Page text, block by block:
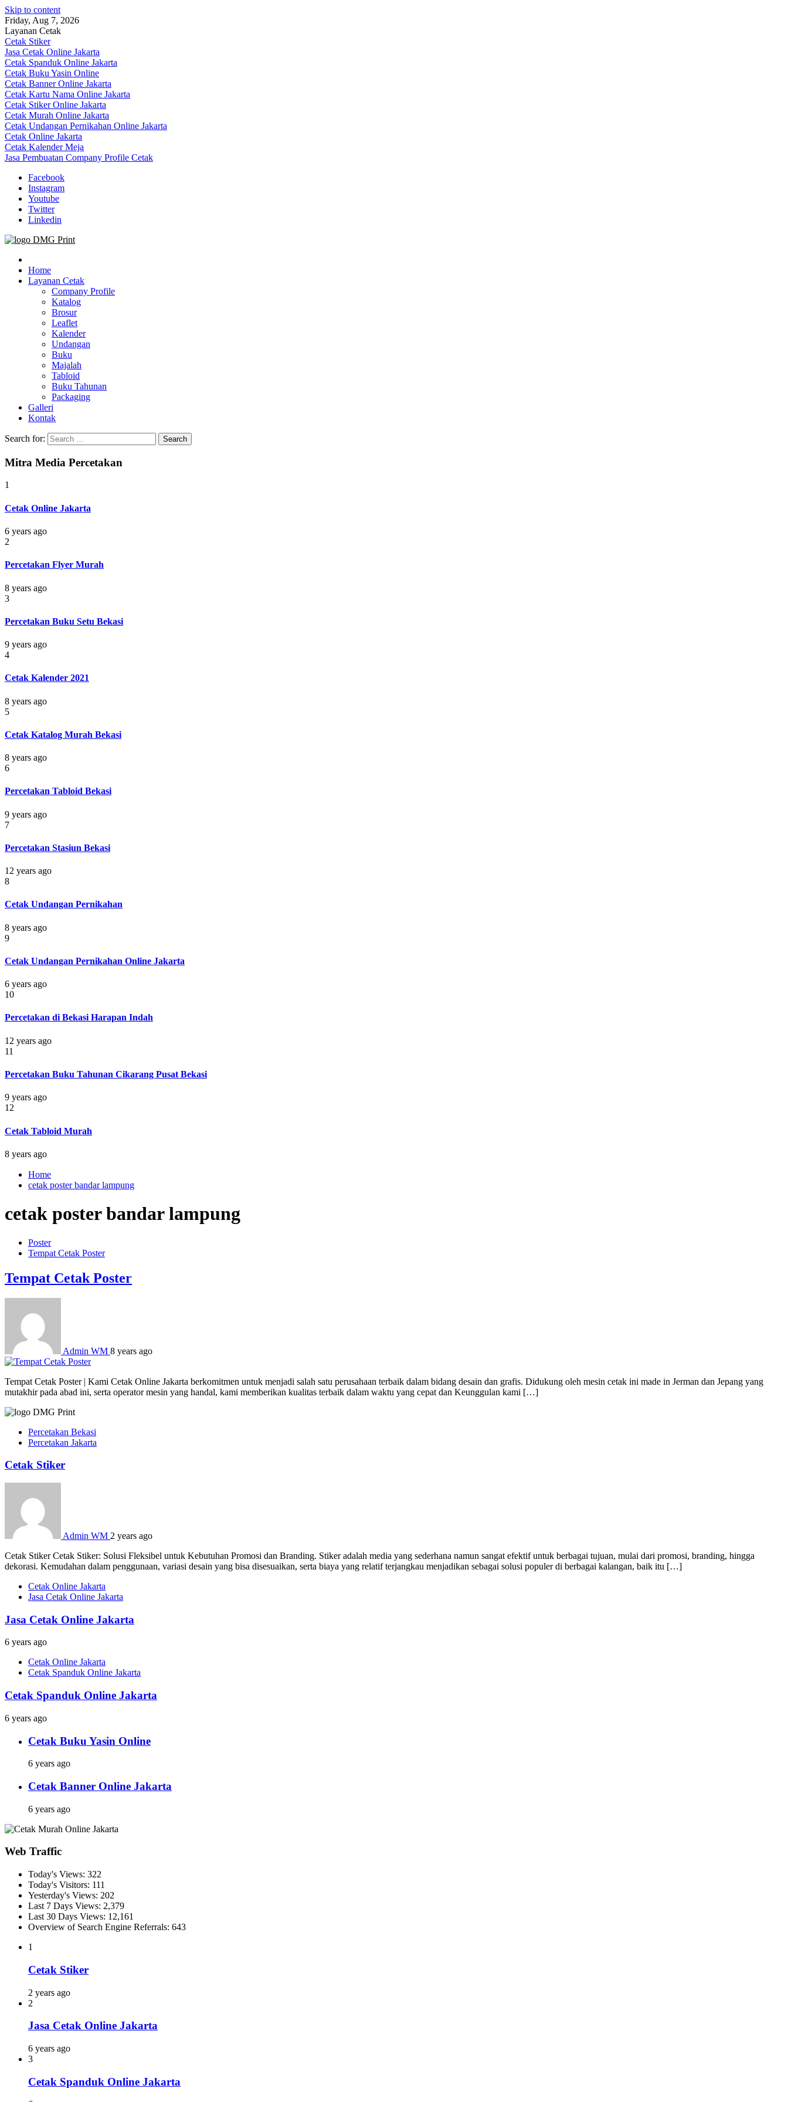
Skip to content
Friday, Aug 7, 2026
Layanan Cetak
Cetak Stiker
Jasa Cetak Online Jakarta
Cetak Spanduk Online Jakarta
Cetak Buku Yasin Online
Cetak Banner Online Jakarta
Cetak Kartu Nama Online Jakarta
Cetak Stiker Online Jakarta
Cetak Murah Online Jakarta
Cetak Undangan Pernikahan Online Jakarta
Cetak Online Jakarta
Cetak Kalender Meja
Jasa Pembuatan Company Profile Cetak
Facebook
Instagram
Youtube
Twitter
Linkedin
Jasa Cetak Online DMG Printing
Home
Layanan Cetak
Company Profile
Katalog
Brosur
Leaflet
Kalender
Undangan
Buku
Majalah
Tabloid
Buku Tahunan
Packaging
Galleri
Kontak
Search for:
Mitra Media Percetakan
1
Cetak Online Jakarta
6 years ago
2
Percetakan Flyer Murah
8 years ago
3
Percetakan Buku Setu Bekasi
9 years ago
4
Cetak Kalender 2021
8 years ago
5
Cetak Katalog Murah Bekasi
8 years ago
6
Percetakan Tabloid Bekasi
9 years ago
7
Percetakan Stasiun Bekasi
12 years ago
8
Cetak Undangan Pernikahan
8 years ago
9
Cetak Undangan Pernikahan Online Jakarta
6 years ago
10
Percetakan di Bekasi Harapan Indah
12 years ago
11
Percetakan Buku Tahunan Cikarang Pusat Bekasi
9 years ago
12
Cetak Tabloid Murah
8 years ago
Home
cetak poster bandar lampung
cetak poster bandar lampung
Poster
Tempat Cetak Poster
Tempat Cetak Poster
Admin WM 8 years ago
Tempat Cetak Poster | Kami Cetak Online Jakarta berkomitmen untuk menjadi salah satu perusahaan terbaik dalam bidang desain dan grafis. Didukung oleh mesin cetak ini made in Jerman dan Jepang yang
mutakhir pada abad ini, serta operator mesin yang handal, kami memberikan kualitas terbaik dalam waktu yang cepat dan Keunggulan kami […]
Percetakan Bekasi
Percetakan Jakarta
Cetak Stiker
Admin WM 2 years ago
Cetak Stiker Cetak Stiker: Solusi Fleksibel untuk Kebutuhan Promosi dan Branding. Stiker adalah media yang sederhana namun sangat efektif untuk berbagai tujuan, mulai dari promosi, branding, hingga
dekorasi. Kemudahan dalam penggunaan, variasi desain yang bisa disesuaikan, serta biaya yang relatif terjangkau menjadikan sebagai solusi populer di berbagai kalangan, baik itu […]
Cetak Online Jakarta
Jasa Cetak Online Jakarta
Jasa Cetak Online Jakarta
6 years ago
Cetak Online Jakarta
Cetak Spanduk Online Jakarta
Cetak Spanduk Online Jakarta
6 years ago
Cetak Buku Yasin Online
6 years ago
Cetak Banner Online Jakarta
6 years ago
Web Traffic
Today's Views: 322
Today's Visitors: 111
Yesterday's Views: 202
Last 7 Days Views: 2,379
Last 30 Days Views: 12,161
Overview of Search Engine Referrals: 643
1
Cetak Stiker
2 years ago
2
Jasa Cetak Online Jakarta
6 years ago
3
Cetak Spanduk Online Jakarta